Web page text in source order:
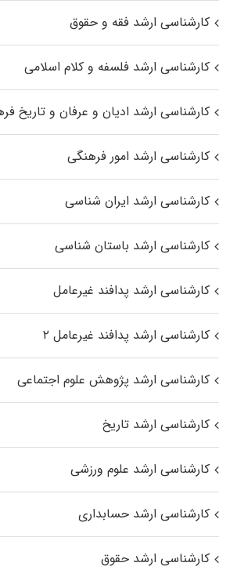
کارشناسی ارشد فقه و حقوق
کارشناسی ارشد فلسفه و کلام اسلامی
کارشناسی ارشد ادیان و عرفان و تاریخ
کارشناسی ارشد امور فرهنگی
کارشناسی ارشد ایران شناسی
کارشناسی ارشد باستان شناسی
کارشناسی ارشد پدافند غیرعامل
کارشناسی ارشد پدافند غیرعامل ۲
کارشناسی ارشد پژوهش علوم اجتماعی
کارشناسی ارشد تاریخ
کارشناسی ارشد علوم ورزشی
کارشناسی ارشد حسابداری
کارشناسی ارشد حقوق